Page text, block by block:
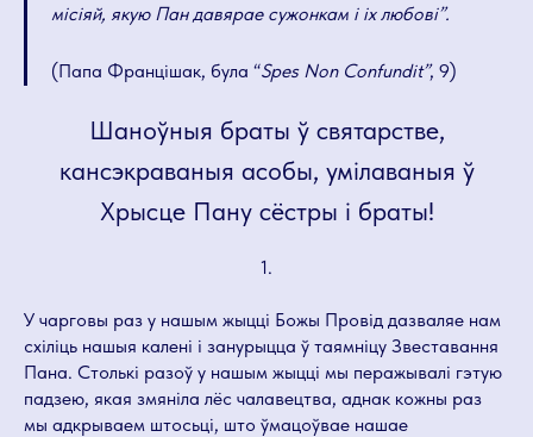
місіяй, якую Пан давярае сужонкам і іх любові”.
(Папа Францішак, була “Spes Non Confundit”, 9)
Шаноўныя браты ў святарстве,
кансэкраваныя асобы, умілаваныя ў
Хрысце Пану сёстры і браты!
1.
У чарговы раз у нашым жыцці Божы Провід дазваляе нам
схіліць нашыя калені і занурыцца ў таямніцу Звеставання
Пана. Столькі разоў у нашым жыцці мы перажывалі гэтую
падзею, якая змяніла лёс чалавецтва, аднак кожны раз
мы адкрываем штосьці, што ўмацоўвае нашае